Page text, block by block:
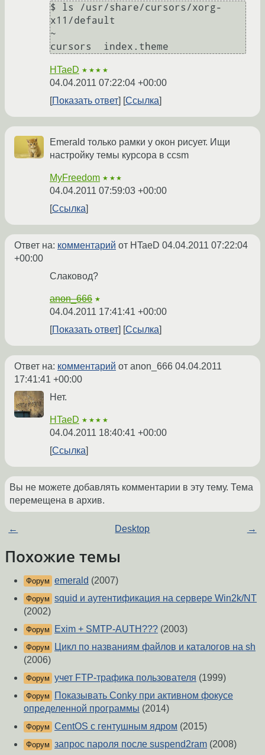
$ ls /usr/share/cursors/xorg-
x11/default
~
cursors  index.theme
HTaeD ★★★★
04.04.2011 07:22:04 +00:00
Показать ответ
Ссылка
Emerald только рамки у окон рисует. Ищи
настройку темы курсора в ccsm
MyFreedom ★★★
04.04.2011 07:59:03 +00:00
Ссылка
Ответ на: комментарий от HTaeD 04.04.2011 07:22:04
+00:00
Слаковод?
anon_666 ★
04.04.2011 17:41:41 +00:00
Показать ответ
Ссылка
Ответ на: комментарий от anon_666 04.04.2011
17:41:41 +00:00
Нет.
HTaeD ★★★★
04.04.2011 18:40:41 +00:00
Ссылка
Вы не можете добавлять комментарии в эту тему. Тема
перемещена в архив.
← Desktop →
Похожие темы
Форум emerald (2007)
Форум squid и аутентификация на сервере Win2k/NT
(2002)
Форум Exim + SMTP-AUTH??? (2003)
Форум
Цикл по названиям файлов и каталогов на sh
(2006)
Форум учет FTP-трафика пользователя (1999)
Форум
Показывать Conky при активном фокусе
определенной программы (2014)
Форум CentOS с гентушным ядром (2015)
Форум запрос пароля после suspend2ram (2008)